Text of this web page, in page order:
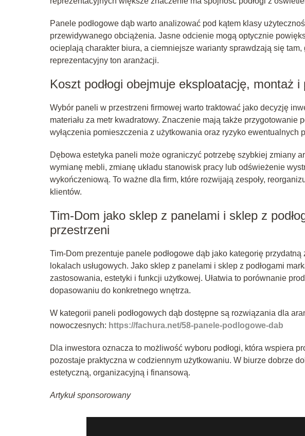
Panele podłogowe dąb warto analizować pod kątem klasy
przewidywanego obciążenia. Jasne odcienie mogą optycznie
ocieplają charakter biura, a ciemniejsze warianty sprawdzają się tam,
reprezentacyjny ton aranżacji.
Koszt podłogi obejmuje eksploatację, montaż
Wybór paneli w przestrzeni firmowej warto traktować jako decyzję
materiału za metr kwadratowy. Znaczenie mają także przygotowanie
wyłączenia pomieszczenia z użytkowania oraz ryzyko ewentualnych
Dębowa estetyka paneli może ograniczyć potrzebę szybkiej zmiany
wymianę mebli, zmianę układu stanowisk pracy lub odświeżenie
wykończeniową. To ważne dla firm, które rozwijają zespoły,
klientów.
Tim-Dom jako sklep z panelami i sklep z
przestrzeni
Tim-Dom prezentuje panele podłogowe dąb jako kategorię
lokalach usługowych. Jako sklep z panelami i sklep z podłogami
zastosowania, estetyki i funkcji użytkowej. Ułatwia to porównanie
dopasowaniu do konkretnego wnętrza.
W kategorii paneli podłogowych dąb dostępne są rozwiązania dla
nowoczesnych: https://fachura.net/58-panele-podlogowe-dab
Dla inwestora oznacza to możliwość wyboru podłogi, która wspiera
pozostaje praktyczna w codziennym użytkowaniu. W biurze dobrze
estetyczną, organizacyjną i finansową.
Artykuł sponsorowany